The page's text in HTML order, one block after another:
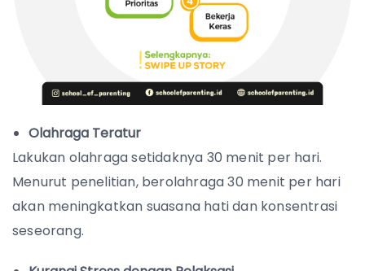
Olahraga Teratur
Lakukan olahraga setidaknya 30 menit per hari.
Menurut penelitian, berolahraga 30 menit per hari
akan meningkatkan suasana hati dan konsentrasi
seseorang.